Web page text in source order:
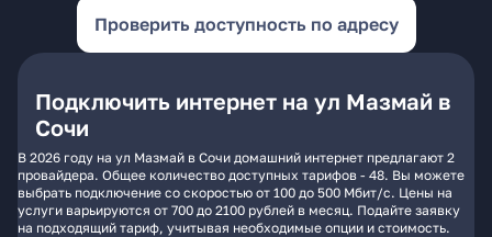
Проверить доступность по адресу
Подключить интернет на ул Мазмай в
Сочи
В 2026 году на ул Мазмай в Сочи домашний интернет предлагают 2
провайдера. Общее количество доступных тарифов - 48. Вы можете
выбрать подключение со скоростью от 100 до 500 Мбит/с. Цены на
услуги варьируются от 700 до 2100 рублей в месяц. Подайте заявку
на подходящий тариф, учитывая необходимые опции и стоимость.